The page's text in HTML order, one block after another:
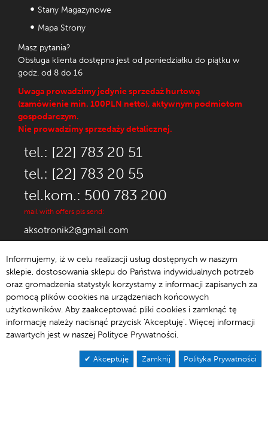
Stany Magazynowe
Mapa Strony
Masz pytania?
Obsługa klienta dostępna jest od poniedziałku do piątku w
godz. od 8 do 16
Uwaga prowadzimy jedynie sprzedaż hurtową
(zamówienie min. 100PLN netto), aktywnym podmiotom
gospodarczym.
Nie prowadzimy sprzedaży detalicznej.
tel.: [22] 783 20 51
tel.: [22] 783 20 55
tel.kom.: 500 783 200
mail with offers pls send:
aksotronik2@gmail.com
© 1992-2021 Aksotronik.
Informujemy, iż w celu realizacji usług dostępnych w naszym
sklepie, dostosowania sklepu do Państwa indywidualnych potrzeb
oraz gromadzenia statystyk korzystamy z informacji zapisanych za
pomocą plików cookies na urządzeniach końcowych
użytkowników. Aby zaakceptować pliki cookies i zamknąć tę
informację należy nacisnąć przycisk 'Akceptuję'. Więcej informacji
zawartych jest w naszej Polityce Prywatności.
Akceptuję Zamknij Polityka Prywatności